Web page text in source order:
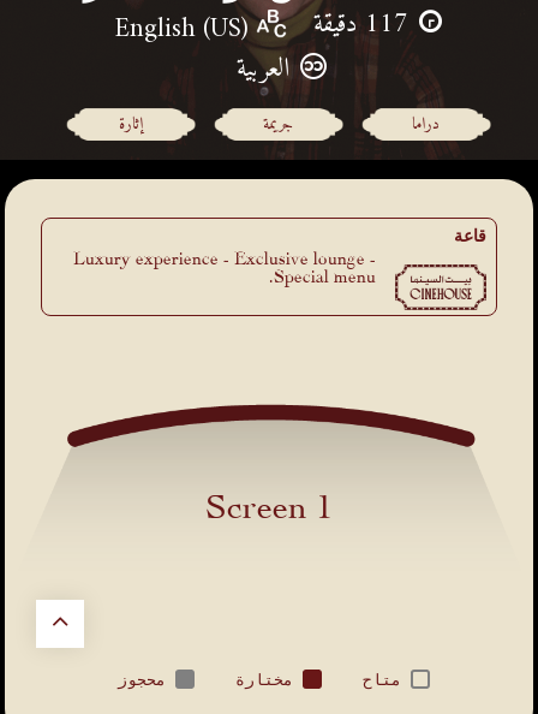
117 دقيقة
English (US)
العربية
دراما جريمة إثارة
قاعة
Luxury experience - Exclusive lounge -
Special menu.
Screen 1
متاح مختارة محجوز